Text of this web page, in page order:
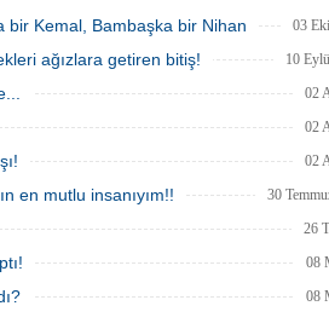
ünlü klip
bir Kemal, Bambaşka bir Nihan 03
ağızlara getiren bitiş! 10
02
02
02
en mutlu insanıyım!! 30
26
08
08